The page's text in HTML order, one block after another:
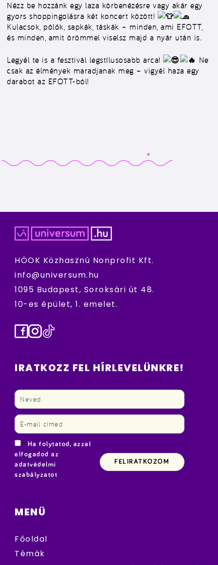
Nézz be hozzánk egy laza körbenézésre vagy akár egy
gyors shoppingolásra két koncert között!
Kulacsok, pólók, sapkák, táskák – minden, ami EFOTT,
és minden, amit örömmel viselsz majd a nyár után is.
Legyél te is a fesztivál legstílusosabb arca!
Ne
csak az élmények maradjanak meg – vigyél haza egy
darabot az EFOTT-ból!
HÖOK Közhasznú Nonprofit Kft.
info@universum.hu
1095 Budapest, Soroksári út 48.
10-es épület, 1. emelet.
Facebook
Instagram
TikTok
IRATKOZZ FEL HÍRLEVELÜNKRE!
Ha folytatod, azzal
elfogadod az
adatvédelmi
szabályzatot
MENÜ
Főoldal
Témák